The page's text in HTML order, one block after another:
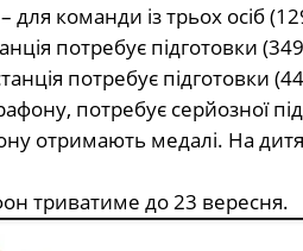
для команди із трьох осіб
потребує підготовки
потребує підготовки
потребує серйозної
отримають медалі. На
триватиме до 23 вересня.